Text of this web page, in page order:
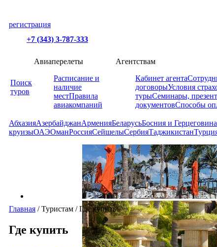
регистрация
+7 (343) 3-787-333
Поиск
туров
Авиаперелеты
Расписание и
наличие
местПравила
авиакомпаний
Агентствам
Кабинет агента
договорыУсловия
турыСеминары,
документовСпособы
АбхазияАзербайджанАрменияБеларусьБосния и Герцеговина
круизыОАЭОманРоссияСейшелыСербияТаджикистан
Главная /Туристам /Где купить
Где купить